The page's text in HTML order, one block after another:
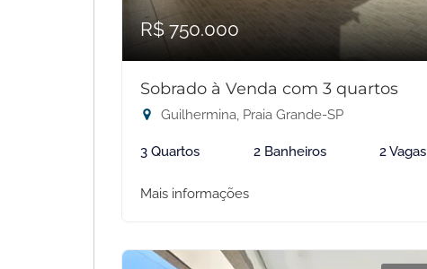
R$ 750.000
Sobrado à Venda com 3 quartos
Guilhermina, Praia Grande-SP
3 Quartos 2 Banheiros 2 Vagas
Mais informações